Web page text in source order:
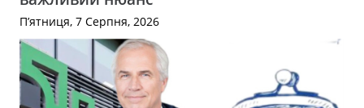
П’ятниця, 7 Серпня, 2026